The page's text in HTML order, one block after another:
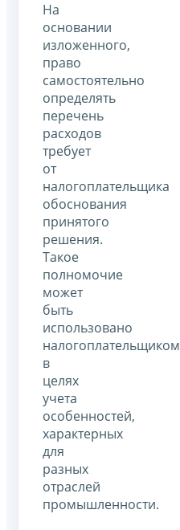
На
основании
изложенного,
право
самостоятельно
определять
перечень
расходов
требует
от
налогоплательщика
обоснования
принятого
решения.
Такое
полномочие
может
быть
использовано
налогоплательщиком
в
целях
учета
особенностей,
характерных
для
разных
отраслей
промышленности.